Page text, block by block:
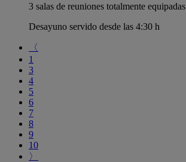
3 salas de reuniones totalmente equipadas
Desayuno servido desde las 4:30 h
〈
1
3
4
5
6
7
8
9
10
〉